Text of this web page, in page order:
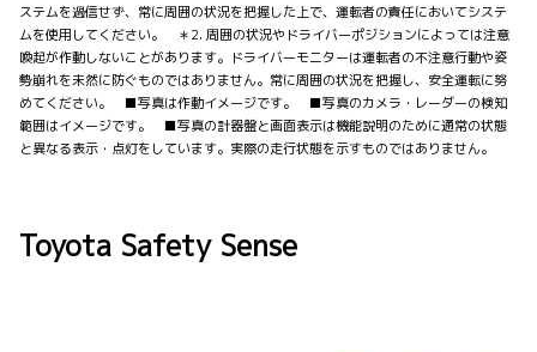
ステムを過信せず、常に周囲の状況を把握した上で、運転者の責任においてシステ
ムを使用してください。 ＊2. 周囲の状況やドライバーポジションによっては注意
喚起が作動しないことがあります。ドライバーモニターは運転者の不注意行動や姿
勢崩れを未然に防ぐものではありません。常に周囲の状況を把握し、安全運転に努
めてください。 ■写真は作動イメージです。 ■写真のカメラ・レーダーの検知
範囲はイメージです。 ■写真の計器盤と画面表示は機能説明のために通常の状態
と異なる表示・点灯をしています。実際の走行状態を示すものではありません。
Toyota Safety Sense